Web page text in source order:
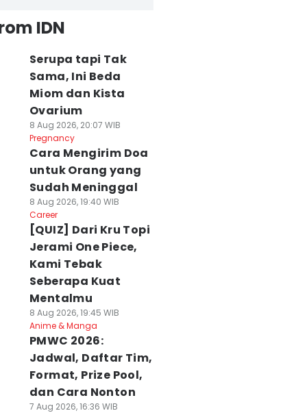
IDN
Serupa tapi Tak
Sama, Ini Beda
Miom dan Kista
Ovarium
8 Aug 2026, 20:07 WIB
Pregnancy
Cara Mengirim Doa
untuk Orang yang
Sudah Meninggal
8 Aug 2026, 19:40 WIB
Career
[QUIZ] Dari Kru Topi
Jerami One Piece,
Kami Tebak
Seberapa Kuat
Mentalmu
8 Aug 2026, 19:45 WIB
Anime & Manga
PMWC 2026:
Jadwal, Daftar Tim,
Format, Prize Pool,
dan Cara Nonton
7 Aug 2026, 16:36 WIB